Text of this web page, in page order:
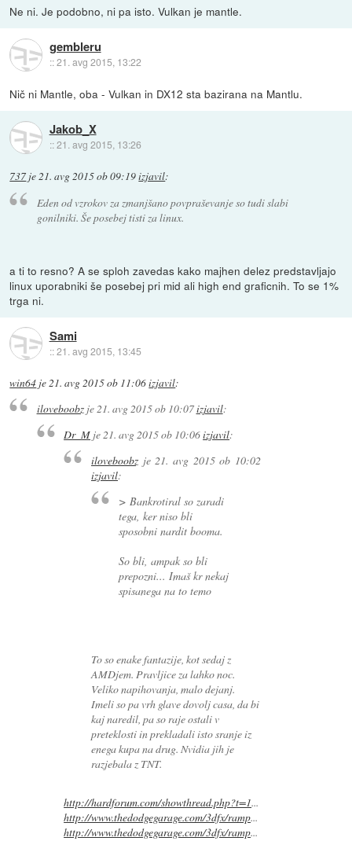
Ne ni. Je podobno, ni pa isto. Vulkan je mantle.
gembleru
::21. avg 2015, 13:22
Nič ni Mantle, oba - Vulkan in DX12 sta bazirana na Mantlu.
Jakob_X
::21. avg 2015, 13:26
737 je21. avg 2015 ob 09:19izjavil:
Eden od vzrokov za zmanjšano povpraševanje so tudi slabi
gonilniki. Še posebej tisti za linux.
a ti to resno? A se sploh zavedas kako majhen delez predstavljajo
linux uporabniki še posebej pri mid ali high end graficnih. To se 1%
trga ni.
Sami
::21. avg 2015, 13:45
win64 je21. avg 2015 ob 11:06izjavil:
iloveboobzje21. avg 2015 ob 10:07izjavil:
Dr_M je21. avg 2015 ob 10:06izjavil:
iloveboobzje 21. avg 2015 ob 10:02
izjavil:
> Bankrotiral so zaradi
tega, ker niso bli
sposobni nardit booma.
So bli, ampak so bli
prepozni... Imaš kr nekaj
spisanega na to temo
To so enake fantazije, kot sedaj z
AMDjem. Pravljice za lahko noc.
Veliko napihovanja, malo dejanj.
Imeli so pa vrh glave dovolj casa, da bi
kaj naredil, pa so raje ostali v
preteklosti in prekladali isto sranje iz
enega kupa na drug. Nvidia jih je
razjebala z TNT.
http://hardforum.com/showthread.php?t=1...
http://www.thedodgegarage.com/3dfx/ramp...
http://www.thedodgegarage.com/3dfx/ramp...